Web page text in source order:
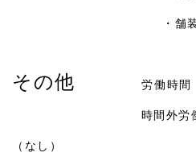
・舗装工
その他 労働時間 08
時間外労働時間
（なし）